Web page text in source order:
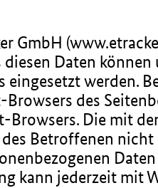
GmbH
Daten
werden.
des
Die mit
Betroffenen
Daten
kann jederzeit mit